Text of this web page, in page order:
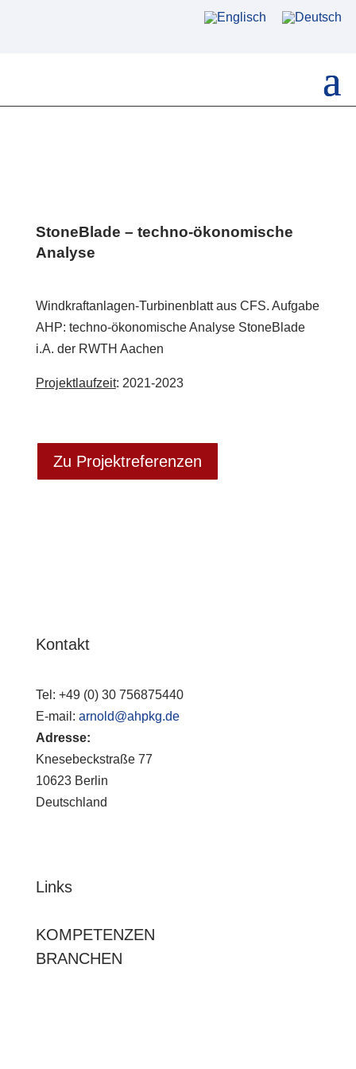
StoneBlade – techno-ökonomische
Analyse
Windkraftanlagen-Turbinenblatt aus CFS. Aufgabe
AHP: techno-ökonomische Analyse StoneBlade
i.A. der RWTH Aachen
Projektlaufzeit: 2021-2023
Zu Projektreferenzen
Kontakt
Tel: +49 (0) 30 756875440
E-mail: arnold@ahpkg.de
Adresse:
Knesebeckstraße 77
10623 Berlin
Deutschland
Links
KOMPETENZEN
BRANCHEN